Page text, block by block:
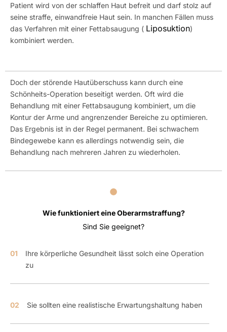
Patient wird von der schlaffen Haut befreit und darf stolz auf
seine straffe, einwandfreie Haut sein. In manchen Fällen muss
das Verfahren mit einer Fettabsaugung ( Liposuktion)
kombiniert werden.
Doch der störende Hautüberschuss kann durch eine
Schönheits-Operation beseitigt werden. Oft wird die
Behandlung mit einer Fettabsaugung kombiniert, um die
Kontur der Arme und angrenzender Bereiche zu optimieren.
Das Ergebnis ist in der Regel permanent. Bei schwachem
Bindegewebe kann es allerdings notwendig sein, die
Behandlung nach mehreren Jahren zu wiederholen.
Wie funktioniert eine Oberarmstraffung?
Sind Sie geeignet?
01
Ihre körperliche Gesundheit lässt solch eine Operation
zu
02 Sie sollten eine realistische Erwartungshaltung haben